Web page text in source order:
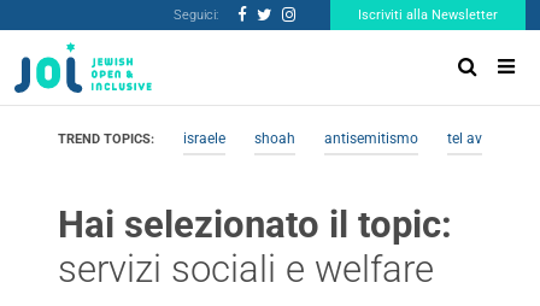
Seguici: Iscriviti alla Newsletter
TREND TOPICS: israele shoah antisemitismo tel aviv
Hai selezionato il topic:
servizi sociali e welfare